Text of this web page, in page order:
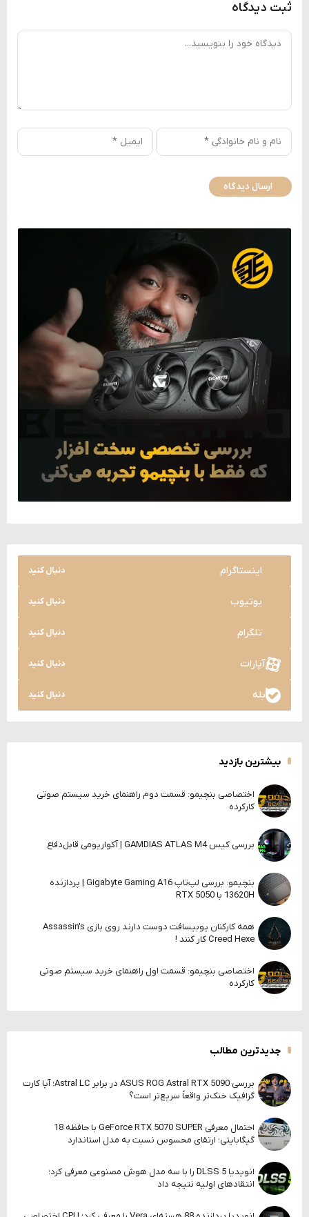
ثبت دیدگاه
اینستاگرام دنبال کنید
یوتیوب دنبال کنید
تلگرام دنبال کنید
آپارات دنبال کنید
بله دنبال کنید
بیشترین بازدید
اختصاصی بنچیمو: قسمت دوم راهنمای خرید سیستم صوتی
کارکرده
بررسی کیس GAMDIAS ATLAS M4 | آکواریومی قابل‌دفاع
بنچیمو: بررسی لپ‌تاپ Gigabyte Gaming A16 | پردازنده
13620H با RTX 5050
همه کارکنان یوبیسافت دوست دارند روی بازی Assassin’s
Creed Hexe کار کنند !
اختصاصی بنچیمو: قسمت اول راهنمای خرید سیستم صوتی
کارکرده
جدیدترین مطالب
بررسی ASUS ROG Astral RTX 5090 در برابر Astral LC؛ آیا کارت
گرافیک خنک‌تر واقعاً سریع‌تر است؟
احتمال معرفی GeForce RTX 5070 SUPER با حافظه 18
گیگابایتی؛ ارتقای محسوس نسبت به مدل استاندارد
انویدیا DLSS 5 را با سه مدل هوش مصنوعی معرفی کرد؛
انتقادهای اولیه نتیجه داد